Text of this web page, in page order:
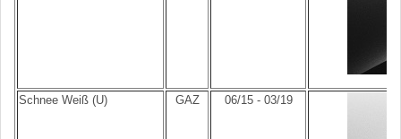
Schnee Weiß (U) GAZ 06/15 - 03/19